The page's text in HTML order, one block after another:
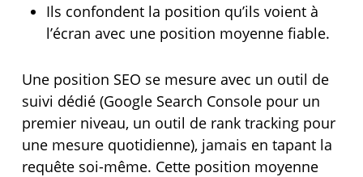
Ils confondent la position qu’ils voient à
l’écran avec une position moyenne fiable.
Une position SEO se mesure avec un outil de
suivi dédié (Google Search Console pour un
premier niveau, un outil de rank tracking pour
une mesure quotidienne), jamais en tapant la
requête soi-même. Cette position moyenne